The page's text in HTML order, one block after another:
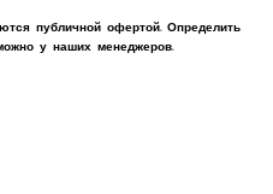
публичной офертой. Определить
у наших менеджеров.